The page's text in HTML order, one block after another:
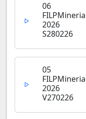
06
FILPMineria
2026
S280226
05
FILPMineria
2026
V270226